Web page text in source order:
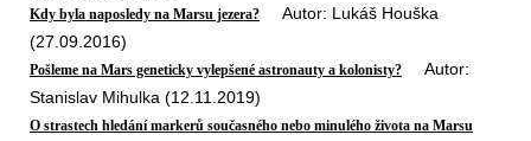
Kdy byla naposledy na Marsu jezera? Autor: Lukáš Houška
(27.09.2016)
Pošleme na Mars geneticky vylepšené astronauty a kolonisty? Autor:
Stanislav Mihulka (12.11.2019)
O strastech hledání markerů současného nebo minulého života na Marsu